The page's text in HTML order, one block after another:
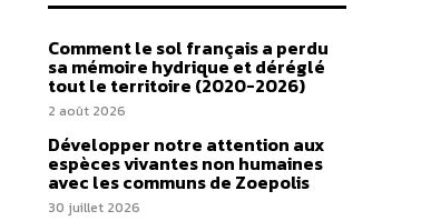
Comment le sol français a perdu
sa mémoire hydrique et déréglé
tout le territoire (2020-2026)
2 août 2026
Développer notre attention aux
espèces vivantes non humaines
avec les communs de Zoepolis
30 juillet 2026